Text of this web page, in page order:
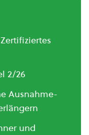
2/26
Ausnahme-
und